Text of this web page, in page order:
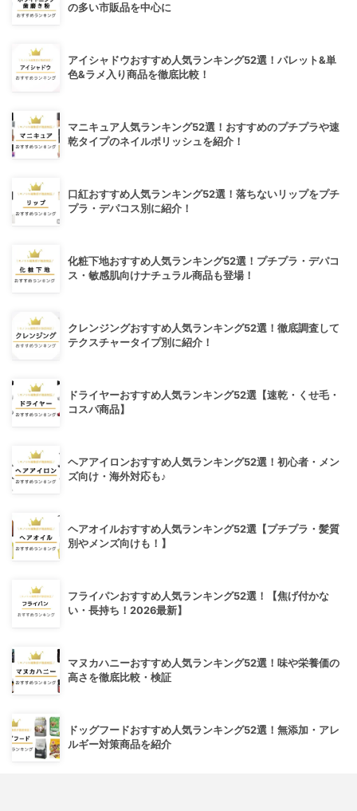
の多い市販品を中心に
アイシャドウおすすめ人気ランキング52選！パレット&単
色&ラメ入り商品を徹底比較！
マニキュア人気ランキング52選！おすすめのプチプラや速
乾タイプのネイルポリッシュを紹介！
口紅おすすめ人気ランキング52選！落ちないリップをプチ
プラ・デパコス別に紹介！
化粧下地おすすめ人気ランキング52選！プチプラ・デパコ
ス・敏感肌向けナチュラル商品も登場！
クレンジングおすすめ人気ランキング52選！徹底調査して
テクスチャータイプ別に紹介！
ドライヤーおすすめ人気ランキング52選【速乾・くせ毛・
コスパ商品】
ヘアアイロンおすすめ人気ランキング52選！初心者・メン
ズ向け・海外対応も♪
ヘアオイルおすすめ人気ランキング52選【プチプラ・髪質
別やメンズ向けも！】
フライパンおすすめ人気ランキング52選！【焦げ付かな
い・長持ち！2026最新】
マヌカハニーおすすめ人気ランキング52選！味や栄養価の
高さを徹底比較・検証
ドッグフードおすすめ人気ランキング52選！無添加・アレ
ルギー対策商品を紹介